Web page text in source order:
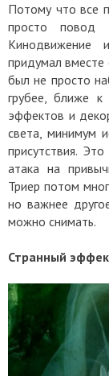
Потому что все
просто повод
придумал вместе
был не просто
грубее, ближе
эффектов и
света, минимум
присутствия.
атака на
Триер потом
но важнее
можно снимать.
Странный